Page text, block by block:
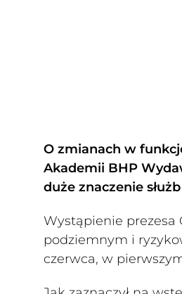
O zmianach w
Akademii BHP
duże znaczenie
Wystąpienie prezesa
podziemnym i
czerwca, w